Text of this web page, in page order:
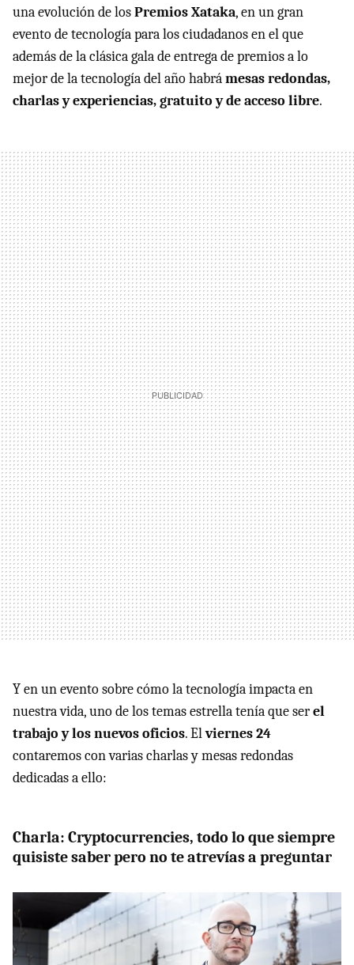
una evolución de losPremios Xataka, en un gran
evento de tecnología para los ciudadanos en el que
además de la clásica gala de entrega de premios a lo
mejor de la tecnología del año habrámesas redondas,
charlas y experiencias, gratuito y de acceso libre.
Y en un evento sobre cómo la tecnología impacta en
nuestra vida, uno de los temas estrella tenía que serel
trabajo y los nuevos oficios. Elviernes 24
contaremos con varias charlas y mesas redondas
dedicadas a ello:
Charla: Cryptocurrencies, todo lo que siempre
quisiste saber pero no te atrevías a preguntar